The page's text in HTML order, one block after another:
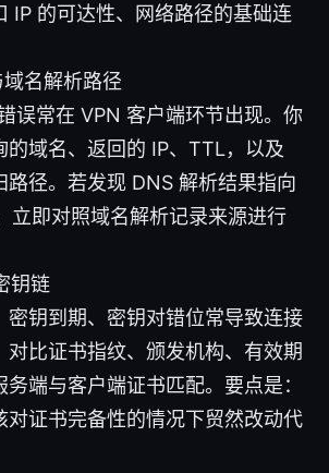
IP 的可达性、网络路径的基础连
名解析路径
误常在 VPN 客户端环节出现。你
的域名、返回的 IP、TTL，以及
路径。若发现 DNS 解析结果指向
立即对照域名解析记录来源进行
钥链
密钥到期、密钥对错位常导致连接
对比证书指纹、颁发机构、有效期
端与客户端证书匹配。要点是：
对证书完备性的情况下贸然改动代